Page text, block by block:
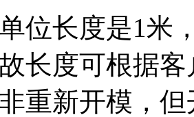
长度是1米，
长度可根据
重新开模，